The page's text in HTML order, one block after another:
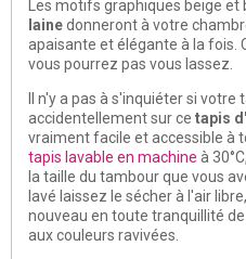
Les motifs graphiques beige et
lainedonneront à votre
apaisante et élégante à la fois.
vous pourrez pas vous lassez.
Il n'y a pas à s'inquiéter si
accidentellement sur ce tapis
vraiment facile et accessible à
tapis lavable en machine à
la taille du tambour que vous
lavé laissez le sécher à l'air
nouveau en toute tranquillité
aux couleurs ravivées.